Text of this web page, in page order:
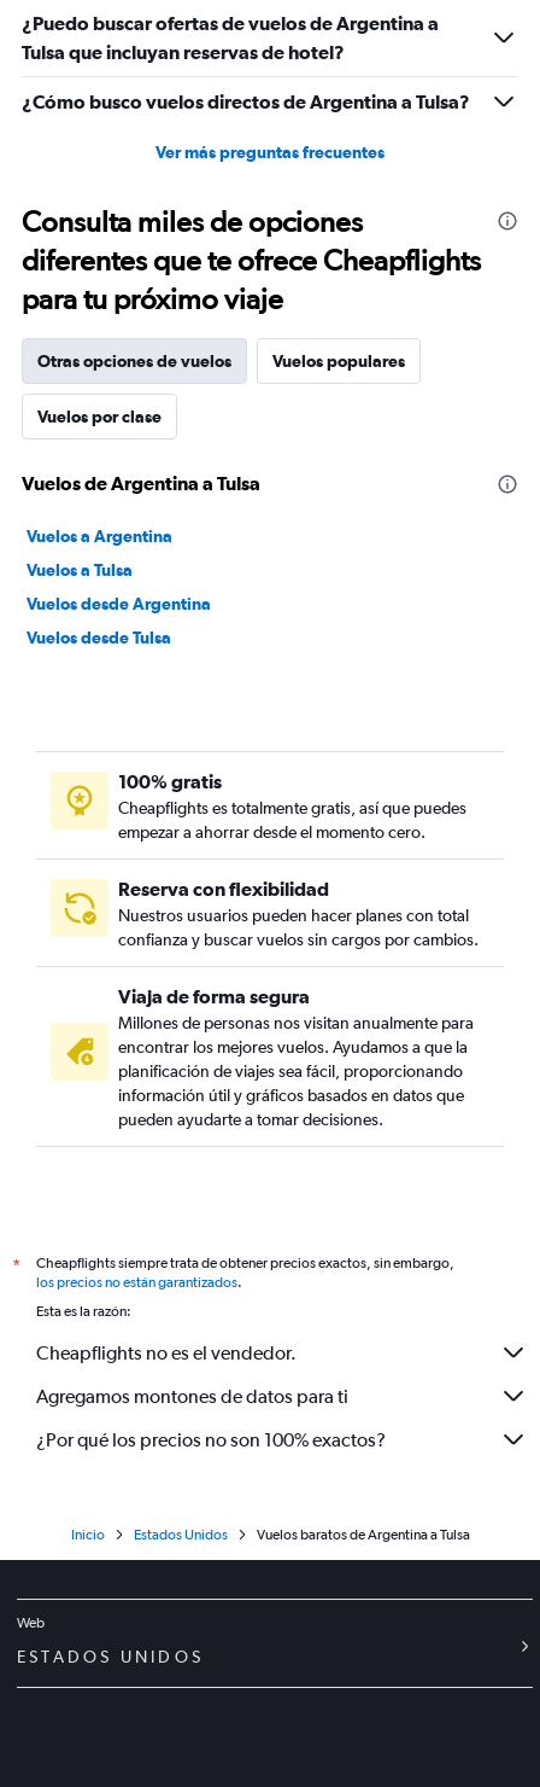
¿Puedo buscar ofertas de vuelos de Argentina a
Tulsa que incluyan reservas de hotel?
¿Cómo busco vuelos directos de Argentina a Tulsa?
Ver más preguntas frecuentes
Consulta miles de opciones
diferentes que te ofrece Cheapflights
para tu próximo viaje
Otras opciones de vuelos Vuelos populares
Vuelos por clase
Vuelos de Argentina a Tulsa
Vuelos a Argentina
Vuelos a Tulsa
Vuelos desde Argentina
Vuelos desde Tulsa
100% gratis
Cheapflights es totalmente gratis, así que puedes
empezar a ahorrar desde el momento cero.
Reserva con flexibilidad
Nuestros usuarios pueden hacer planes con total
confianza y buscar vuelos sin cargos por cambios.
Viaja de forma segura
Millones de personas nos visitan anualmente para
encontrar los mejores vuelos. Ayudamos a que la
planificación de viajes sea fácil, proporcionando
información útil y gráficos basados en datos que
pueden ayudarte a tomar decisiones.
*
Cheapflights siempre trata de obtener precios exactos, sin embargo,
los precios no están garantizados.
Esta es la razón:
Cheapflights no es el vendedor.
Agregamos montones de datos para ti
¿Por qué los precios no son 100% exactos?
Inicio Estados Unidos Vuelos baratos de Argentina a Tulsa
Web
ESTADOS UNIDOS